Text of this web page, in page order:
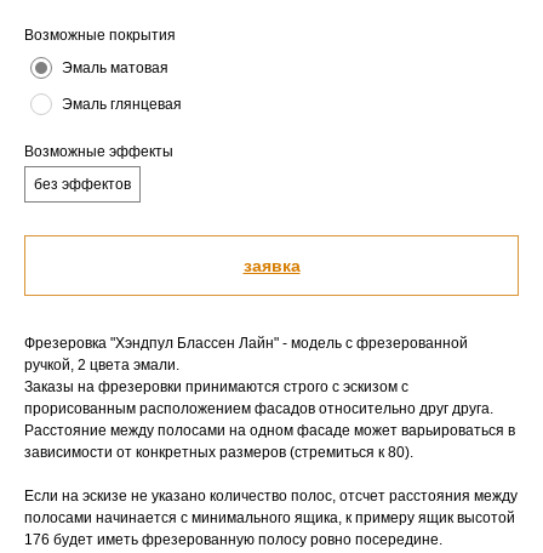
Возможные покрытия
Эмаль матовая
Эмаль глянцевая
Возможные эффекты
без эффектов
заявка
Фрезеровка "Хэндпул Блассен Лайн" - модель с фрезерованной
ручкой, 2 цвета эмали.
Заказы на фрезеровки принимаются строго с эскизом с
прорисованным расположением фасадов относительно друг друга.
Расстояние между полосами на одном фасаде может варьироваться в
зависимости от конкретных размеров (стремиться к 80).
Если на эскизе не указано количество полос, отсчет расстояния между
полосами начинается с минимального ящика, к примеру ящик высотой
176 будет иметь фрезерованную полосу ровно посередине.